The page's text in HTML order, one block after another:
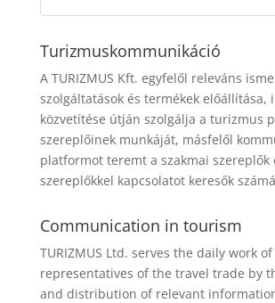
Turizmuskommunikáció
A TURIZMUS Kft. egyfelől releváns
szolgáltatások és termékek előállítása,
közvetítése útján szolgálja a turizmus
szereplőinek munkáját, másfelől
platformot teremt a szakmai szereplők
szereplőkkel kapcsolatot keresők
Communication in tourism
TURIZMUS Ltd. serves the daily work
representatives of the travel trade by
and distribution of relevant